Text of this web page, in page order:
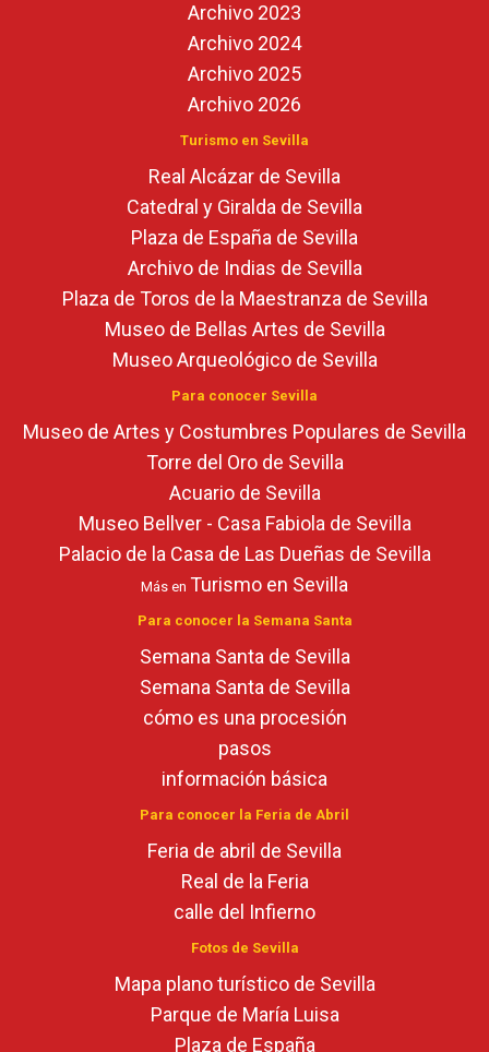
Archivo 2023
Archivo 2024
Archivo 2025
Archivo 2026
Turismo en Sevilla
Real Alcázar de Sevilla
Catedral y Giralda de Sevilla
Plaza de España de Sevilla
Archivo de Indias de Sevilla
Plaza de Toros de la Maestranza de Sevilla
Museo de Bellas Artes de Sevilla
Museo Arqueológico de Sevilla
Para conocer Sevilla
Museo de Artes y Costumbres Populares de Sevilla
Torre del Oro de Sevilla
Acuario de Sevilla
Museo Bellver - Casa Fabiola de Sevilla
Palacio de la Casa de Las Dueñas de Sevilla
Más en Turismo en Sevilla
Para conocer la Semana Santa
Semana Santa de Sevilla
Semana Santa de Sevilla
cómo es una procesión
pasos
información básica
Para conocer la Feria de Abril
Feria de abril de Sevilla
Real de la Feria
calle del Infierno
Fotos de Sevilla
Mapa plano turístico de Sevilla
Parque de María Luisa
Plaza de España